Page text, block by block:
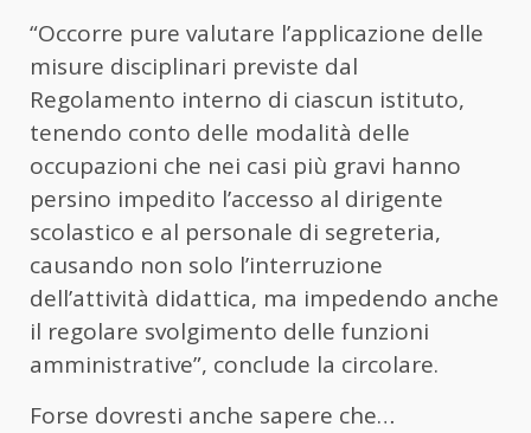
“Occorre pure valutare l’applicazione delle
misure disciplinari previste dal
Regolamento interno di ciascun istituto,
tenendo conto delle modalità delle
occupazioni che nei casi più gravi hanno
persino impedito l’accesso al dirigente
scolastico e al personale di segreteria,
causando non solo l’interruzione
dell’attività didattica, ma impedendo anche
il regolare svolgimento delle funzioni
amministrative”, conclude la circolare.
Forse dovresti anche sapere che…